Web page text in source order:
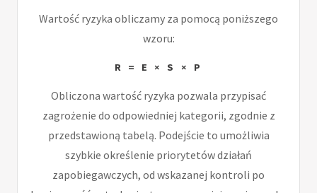
Wartość ryzyka obliczamy za pomocą poniższego
wzoru:
R = E × S × P
Obliczona wartość ryzyka pozwala przypisać
zagrożenie do odpowiedniej kategorii, zgodnie z
przedstawioną tabelą. Podejście to umożliwia
szybkie określenie priorytetów działań
zapobiegawczych, od wskazanej kontroli po